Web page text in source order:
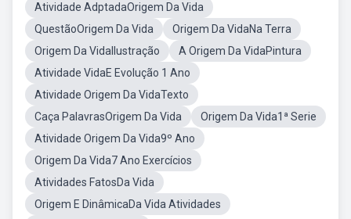
Atividade AdptadaOrigem Da Vida
QuestãoOrigem Da Vida
Origem Da VidaNa Terra
Origem Da VidaIlustração
A Origem Da VidaPintura
Atividade VidaE Evolução 1 Ano
Atividade Origem Da VidaTexto
Caça PalavrasOrigem Da Vida
Origem Da Vida1ª Serie
Atividade Origem Da Vida9º Ano
Origem Da Vida7 Ano Exercícios
Atividades FatosDa Vida
Origem E DinâmicaDa Vida Atividades